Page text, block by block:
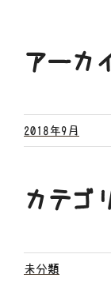
アーカ
2018年9月
カテゴ
未分類